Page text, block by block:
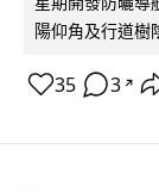
陽仰角及行道樹
35 3 ↗